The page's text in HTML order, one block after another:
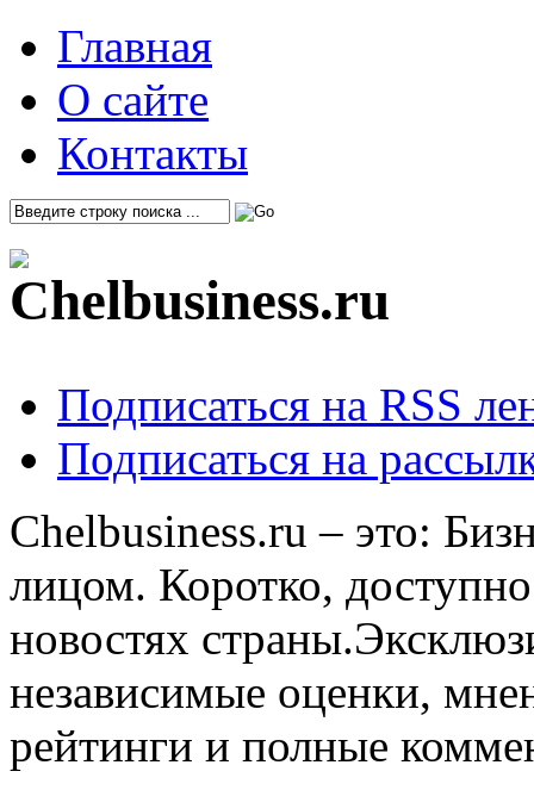
Главная
О сайте
Контакты
Подписаться на RSS
Подписаться на
Chelbusiness.ru – это:
лицом. Коротко,
новостях
независимые оценки,
рейтинги и полные